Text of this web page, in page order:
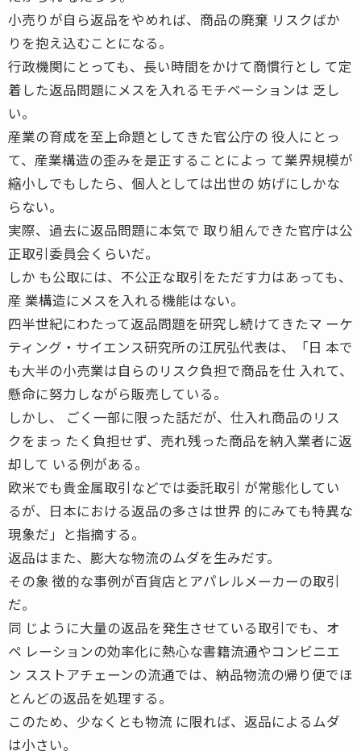
小売りが自ら返品をやめれば、商品の廃棄 リスクばか
りを抱え込むことになる。
行政機関にとっても、長い時間をかけて商慣行とし て定
着した返品問題にメスを入れるモチベーションは 乏し
い。
産業の育成を至上命題としてきた官公庁の 役人にとっ
て、産業構造の歪みを是正することによっ て業界規模が
縮小しでもしたら、個人としては出世の 妨げにしかな
らない。
実際、過去に返品問題に本気で 取り組んできた官庁は公
正取引委員会くらいだ。
しか も公取には、不公正な取引をただす力はあっても、
産 業構造にメスを入れる機能はない。
四半世紀にわたって返品問題を研究し続けてきたマ ーケ
ティング・サイエンス研究所の江尻弘代表は、「日 本で
も大半の小売業は自らのリスク負担で商品を仕 入れて、
懸命に努力しながら販売している。
しかし、 ごく一部に限った話だが、仕入れ商品のリス
クをまっ たく負担せず、売れ残った商品を納入業者に返
却して いる例がある。
欧米でも貴金属取引などでは委託取引 が常態化してい
るが、日本における返品の多さは世界 的にみても特異な
現象だ」と指摘する。
返品はまた、膨大な物流のムダを生みだす。
その象 徴的な事例が百貨店とアパレルメーカーの取引
だ。
同 じように大量の返品を発生させている取引でも、オ
ペ レーションの効率化に熱心な書籍流通やコンビニエ
ン スストアチェーンの流通では、納品物流の帰り便でほ
とんどの返品を処理する。
このため、少なくとも物流 に限れば、返品によるムダ
は小さい。